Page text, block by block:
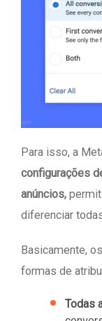
Para isso, a
configurações
anúncios,
diferenciar
Basicamente,
formas de
Todas